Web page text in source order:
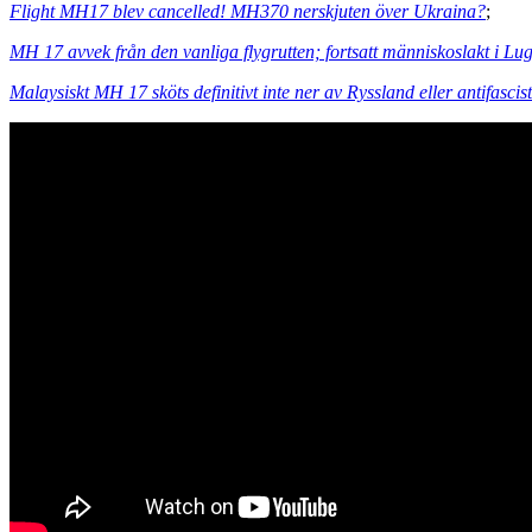
Flight MH17 blev cancelled! MH370 nerskjuten över Ukraina?;
MH 17 avvek från den vanliga flygrutten; fortsatt människoslakt i
Malaysiskt MH 17 sköts definitivt inte ner av Ryssland eller